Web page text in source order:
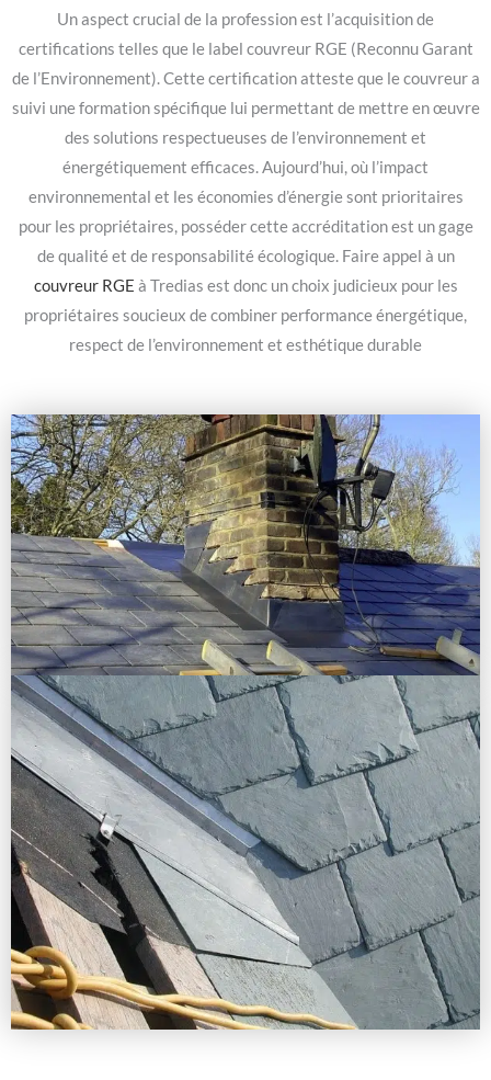
Un aspect crucial de la profession est l’acquisition de
certifications telles que le label couvreur RGE (Reconnu Garant
de l’Environnement). Cette certification atteste que le couvreur a
suivi une formation spécifique lui permettant de mettre en œuvre
des solutions respectueuses de l’environnement et
énergétiquement efficaces. Aujourd’hui, où l’impact
environnemental et les économies d’énergie sont prioritaires
pour les propriétaires, posséder cette accréditation est un gage
de qualité et de responsabilité écologique. Faire appel à un
couvreur RGE à Tredias est donc un choix judicieux pour les
propriétaires soucieux de combiner performance énergétique,
respect de l’environnement et esthétique durable